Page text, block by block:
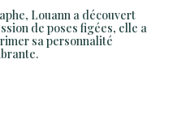
Louann a découvert
de poses figées, elle a
sa personnalité